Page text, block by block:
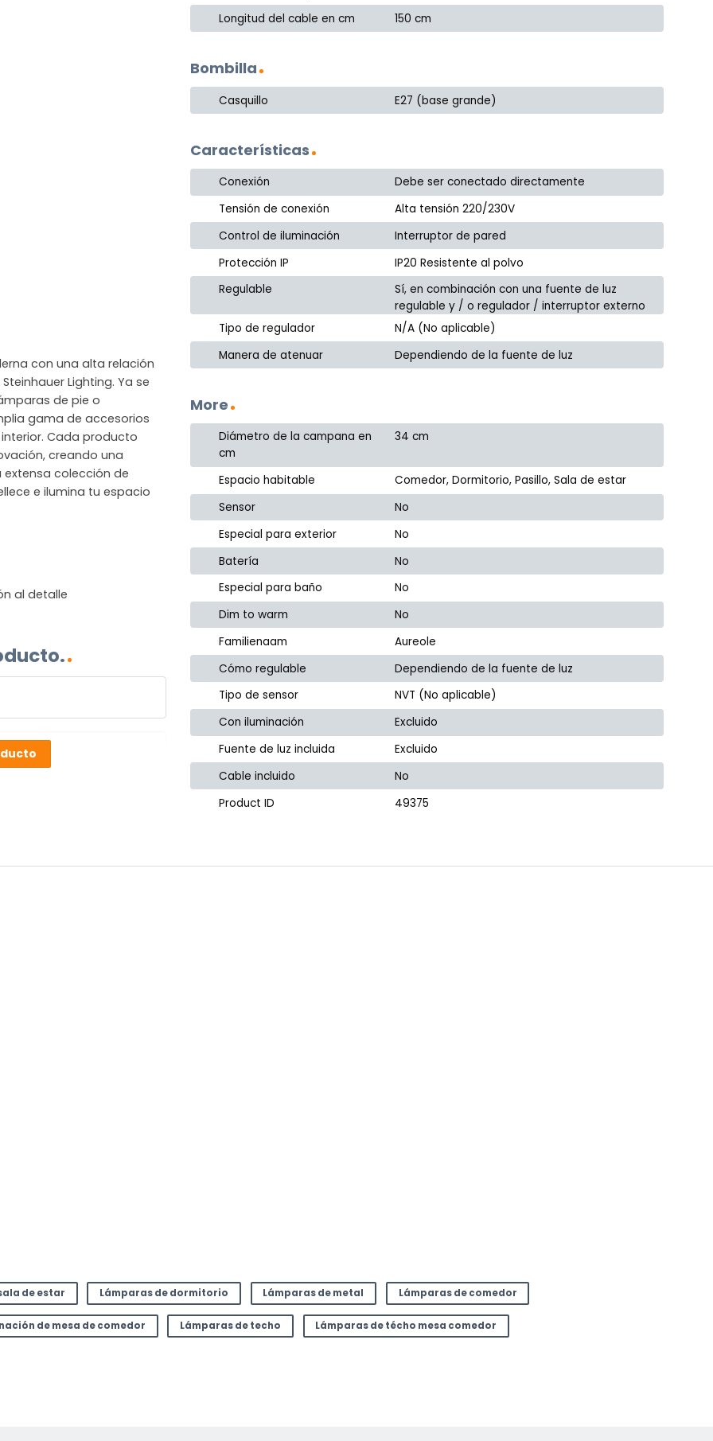
con una alta relación
Lighting. Ya se
de pie o
gama de accesorios
Cada producto
creando una
colección de
e ilumina tu espacio
al detalle
Longitud del cable en cm
150 cm
Bombilla
Casquillo E27 (base grande)
Características
Conexión
Debe ser conectado directamente
Tensión de conexión
Alta tensión 220/230V
Control de iluminación
Interruptor de pared
Protección IP
IP20 Resistente al polvo
Regulable
Sí, en combinación con una fuente de luz
regulable y / o regulador / interruptor externo
Tipo de regulador
N/A (No aplicable)
Manera de atenuar
Dependiendo de la fuente de luz
More
Diámetro de la campana en
cm
34 cm
Espacio habitable
Comedor, Dormitorio, Pasillo, Sala de estar
Sensor
No
Especial para exterior
No
Batería
No
Especial para baño
No
Dim to warm
No
Familienaam
Aureole
Cómo regulable
Dependiendo de la fuente de luz
Tipo de sensor
NVT (No aplicable)
Con iluminación
Excluido
Fuente de luz incluida
Excluido
Cable incluido
No
Product ID
49375
de estar Lámparas de dormitorio Lámparas de metal Lámparas de comedor
de mesa de comedor Lámparas de techo Lámparas de técho mesa comedor